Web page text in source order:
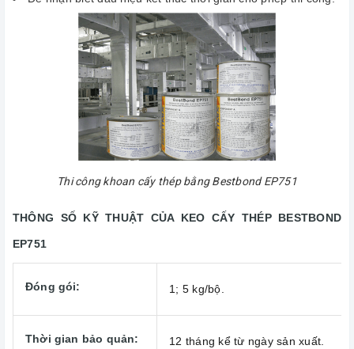
Thi công khoan cấy thép bằng Bestbond EP751
THÔNG SỐ KỸ THUẬT CỦA KEO CẤY THÉP BESTBOND
EP751
Đóng gói: 1; 5 kg/bộ.
Thời gian bảo quản: 12 tháng kể từ ngày sản xuất.